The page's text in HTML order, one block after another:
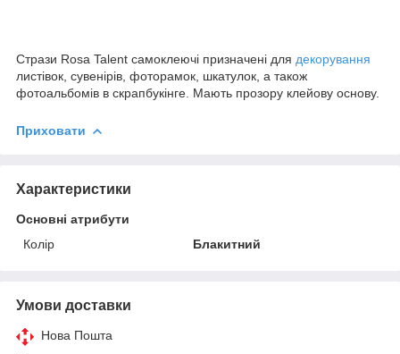
Стрази Rosa Talent самоклеючі призначені для декорування
листівок, сувенірів, фоторамок, шкатулок, а також
фотоальбомів в скрапбукінге. Мають прозору клейову основу.
Приховати
Характеристики
Основні атрибути
Колір
Блакитний
Умови доставки
Нова Пошта